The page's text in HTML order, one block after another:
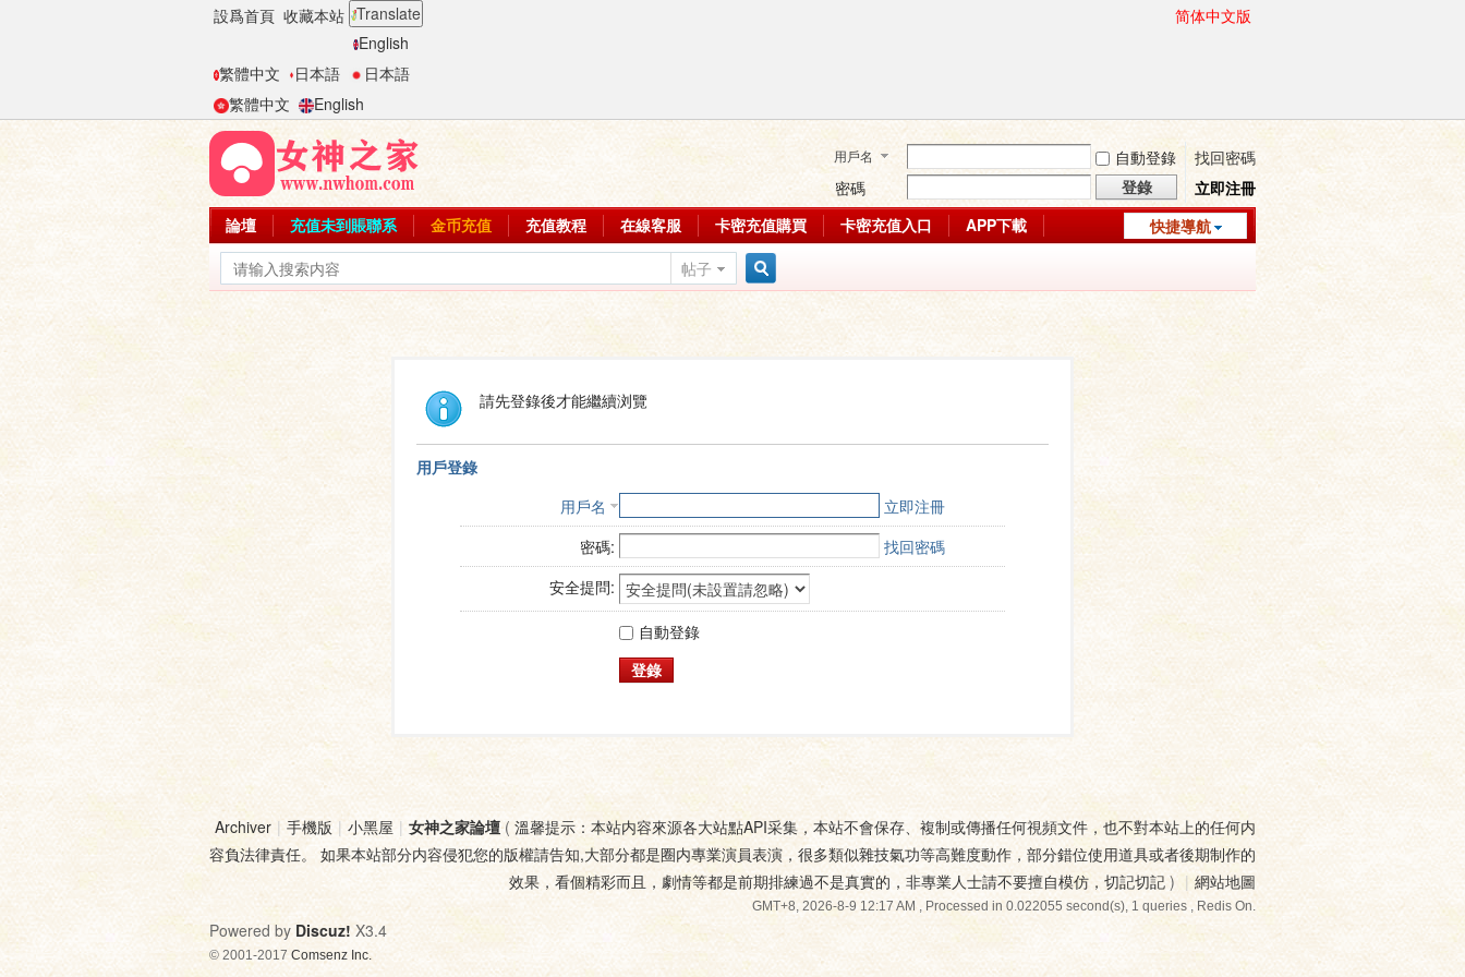
設爲首頁 收藏本站 Translate
English
繁體中文
日本語
日本語
繁體中文
English
简体中文版
用戶名 自動登錄
找回密碼
密碼
登錄
立即注冊
快捷導航
論壇 充值未到賬聯系 金币充值 充值教程 在線客服 卡密充值購買 卡密充值入口
APP下載
帖子
請先登錄後才能繼續浏覽
用戶登錄
用戶名
立即注冊
密碼:
找回密碼
安全提問:
自動登錄
登錄
Archiver | 手機版 | 小黑屋 | 女神之家論壇( 溫馨提示：本站内容來源各大站點API采集，本站不會保存、複制或傳播任何視頻文件，也不對本站上的任何内
容負法律責任。 如果本站部分内容侵犯您的版權請告知,大部分都是圈内專業演員表演，很多類似雜技氣功等高難度動作，部分錯位使用道具或者後期制作的
效果，看個精彩而且，劇情等都是前期排練過不是真實的，非專業人士請不要擅自模仿，切記切記 ) | 網站地圖
GMT+8, 2026-8-9 12:17 AM, Processed in 0.022055 second(s), 1 queries , Redis On.
Powered by Discuz! X3.4
© 2001-2017 Comsenz Inc.